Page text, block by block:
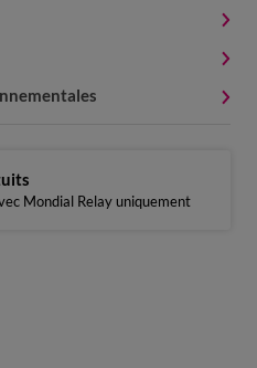
Mondial Relay uniquement